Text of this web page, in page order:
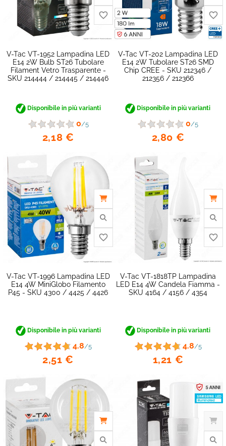
V-Tac VT-1952 Lampadina LED
E14 2W Bulb ST26 Tubolare
Filament Vetro Trasparente -
SKU 214444 / 214445 / 214446
Disponibile in più varianti
0/5
2,18 €
V-Tac VT-202 Lampadina LED
E14 2W Tubolare ST26 SMD
Chip CREE - SKU 212346 /
212356 / 212366
Disponibile in più varianti
0/5
2,80 €
V-Tac VT-1996 Lampadina LED
E14 4W MiniGlobo Filamento
P45 - SKU 4300 / 4425 / 4426
Disponibile in più varianti
4.8/5
2,51 €
V-Tac VT-1818TP Lampadina
LED E14 4W Candela Fiamma -
SKU 4164 / 4156 / 4354
Disponibile in più varianti
4.8/5
1,21 €